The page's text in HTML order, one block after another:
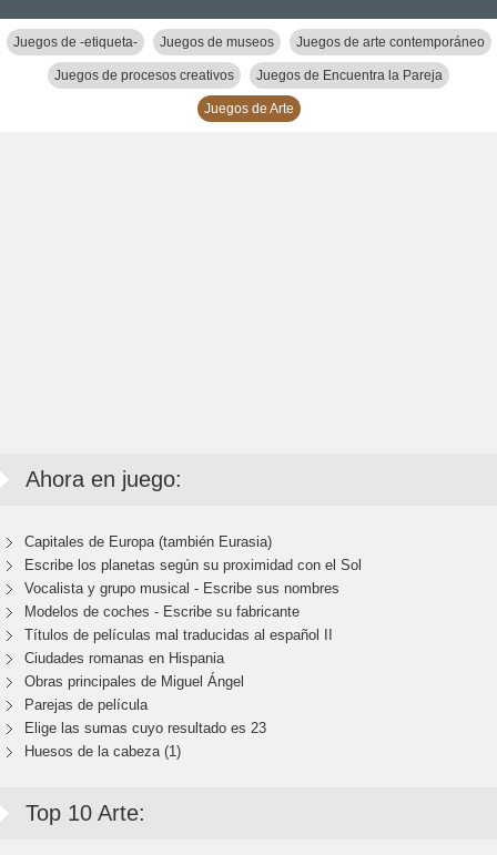
Juegos de -etiqueta- Juegos de museos Juegos de arte contemporáneo
Juegos de procesos creativos Juegos de Encuentra la Pareja
Juegos de Arte
Ahora en juego:
Capitales de Europa (también Eurasia)
Escribe los planetas según su proximidad con el Sol
Vocalista y grupo musical - Escribe sus nombres
Modelos de coches - Escribe su fabricante
Títulos de películas mal traducidas al español II
Ciudades romanas en Hispania
Obras principales de Miguel Ángel
Parejas de película
Elige las sumas cuyo resultado es 23
Huesos de la cabeza (1)
Top 10 Arte: